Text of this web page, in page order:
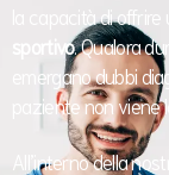
la capacità di offrire
sportivo. Qualora
emergano dubbi
paziente non viene
All’interno della